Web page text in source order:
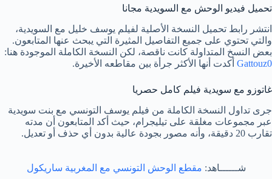
تحميل فيديو الوحش مع السويدية مجانا
انتشر رابط تحميل النسخة الأصلية لفيلم يوسف خليل مع السويدية،
والتي تحتوي على جميع التفاصيل المثيرة التي يبحث عنها المتابعون.
بعض النسخ المتداولة كانت ناقصة، لكن النسخة الكاملة الموجودة هنا:
Gattouz0 أكدت أنها الأكثر جرأة بين مقاطعه الأخيرة.
غاتوزو مع سويدية فيلم كامل حصريا
جرى تداول النسخة الكاملة من فيلم يوسف التونسي مع بنت سويدية
عبر مجموعات مغلقة على تيليجرام، حيث أكد المتابعون أن مدته
تقارب 20 دقيقة، وأنه مصور بجودة عالية بدون أي حذف أو تعديل.
شــــــاهد: مقطع الوحش التونسي مع المغربية ساريكول